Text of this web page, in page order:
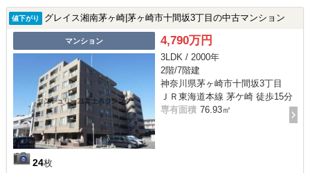
値下がり グレイス湘南茅ヶ崎|茅ヶ崎市十間坂3丁目の中古マンション
マンション
24枚
4,790万円
3LDK / 2000年
2階/7階建
神奈川県茅ヶ崎市十間坂3丁目
ＪＲ東海道本線 茅ケ崎 徒歩15分
専有面積 76.93㎡